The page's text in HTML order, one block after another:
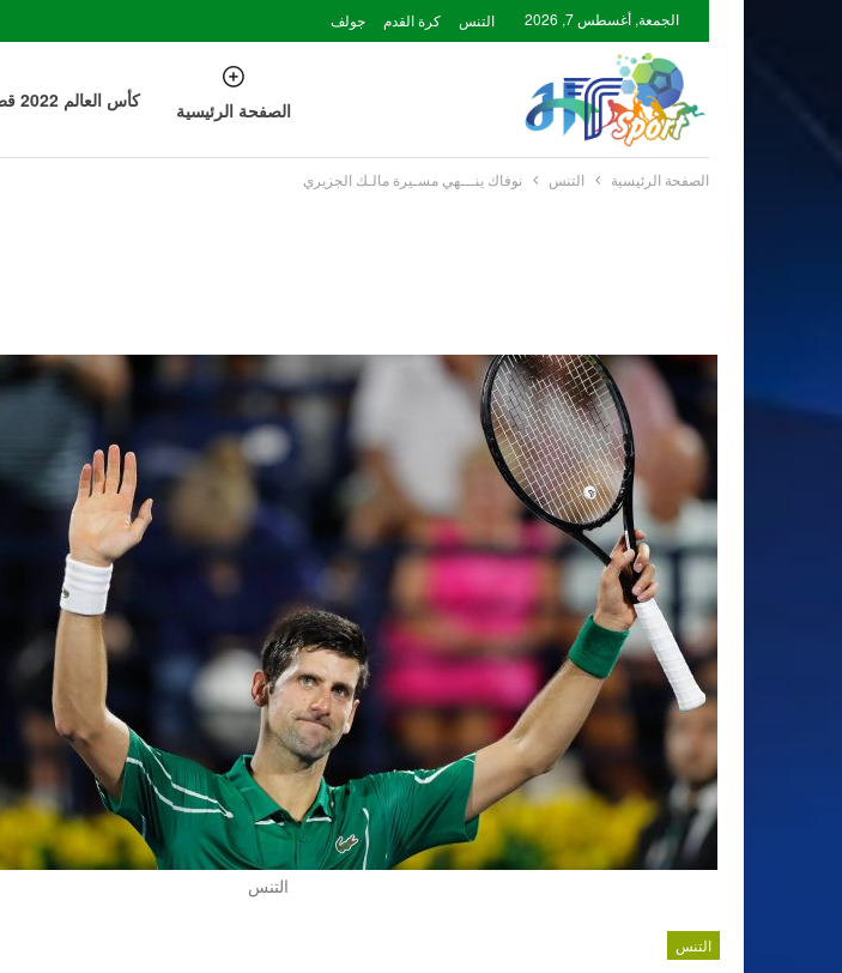
الجمعة, أغسطس 7, 2026 التنس كرة القدم جولف
الصفحة الرئيسية كأس العالم 2022 قطر
الصفحة الرئيسية التنس نوفاك ينـــهي مسـيرة مالـك الجزيري
التنس
التنس